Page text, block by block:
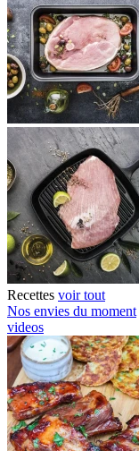
Recettes voir tout
Nos envies du moment
videos